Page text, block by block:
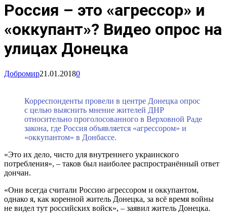
Россия – это «агрессор» и
«оккупант»? Видео опрос на
улицах Донецка
Добромир21.01.20180
Корреспонденты провели в центре Донецка опрос
с целью выяснить мнение жителей ДНР
относительно проголосованного в Верховной Раде
закона, где Россия объявляется «агрессором» и
«оккупантом» в Донбассе.
«Это их дело, чисто для внутреннего украинского
потребления», – таков был наиболее распространённый ответ
дончан.
«Они всегда считали Россию агрессором и оккупантом,
однако я, как коренной житель Донецка, за всё время войны
не видел тут российских войск», – заявил житель Донецка.